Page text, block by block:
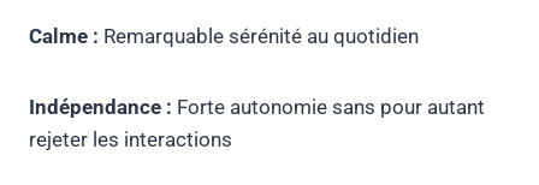
Calme : Remarquable sérénité au quotidien
Indépendance : Forte autonomie sans pour autant
rejeter les interactions